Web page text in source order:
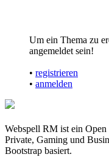
Um ein Thema zu
angemeldet sein!
• registrieren
• anmelden
Webspell RM ist ein
Private, Gaming und
Bootstrap basiert.